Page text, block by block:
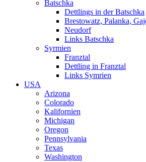
Batschka
Dettlings in der Batschka
Brestowatz, Palanka,
Neudorf
Links Batschka
Syrmien
Franztal
Dettling in Franztal
Links Symrien
USA
Arizona
Colorado
Kalifornien
Michigan
Oregon
Pennsylvania
Texas
Washington